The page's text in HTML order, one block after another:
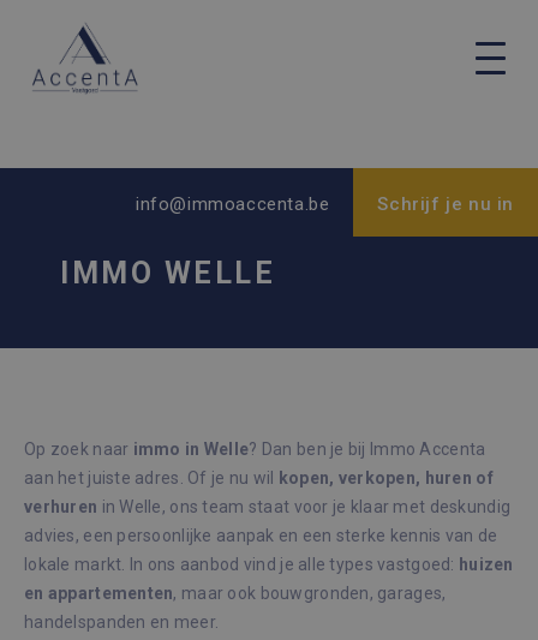
info@immoaccenta.be Schrijf je nu in
IMMO WELLE
Op zoek naar immo in Welle? Dan ben je bij Immo Accenta
aan het juiste adres. Of je nu wil
kopen, verkopen, huren of
verhuren in Welle, ons team staat voor je klaar met deskundig
advies, een persoonlijke aanpak en een sterke kennis van de
lokale markt. In ons aanbod vind je alle types vastgoed: huizen
en appartementen, maar ook bouwgronden, garages,
handelspanden en meer.